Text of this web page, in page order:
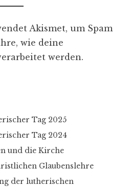
Akismet, um Spam
wie deine
werden.
Tag 2025
Tag 2024
und die Kirche
Glaubenslehre
der lutherischen